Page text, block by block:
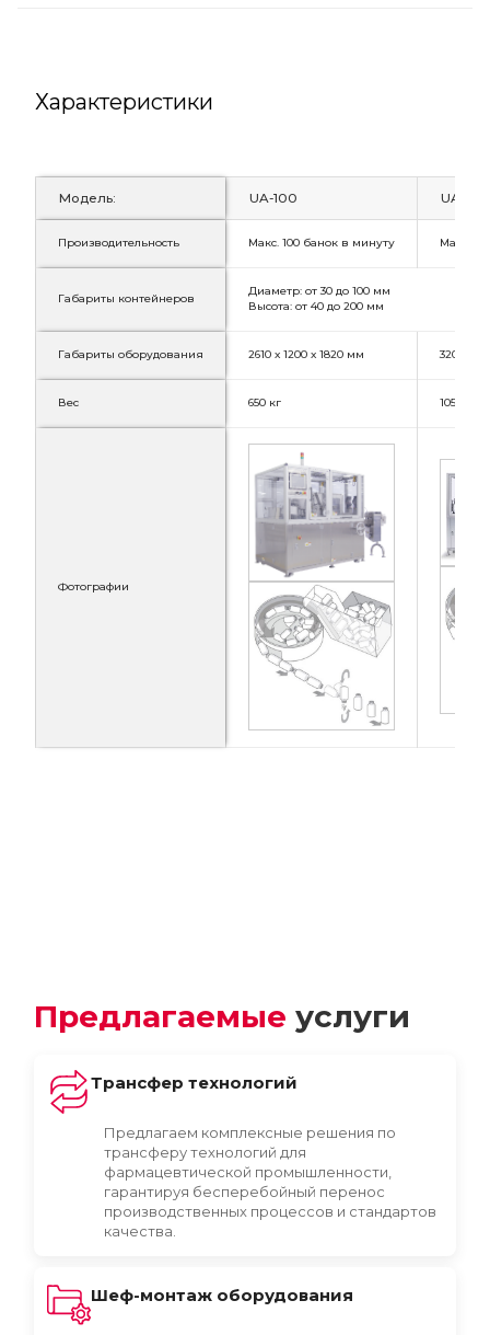
Характеристики
Модель: UA-100 UA-120
Производительность Макс. 100 банок в минуту Макс.
Габариты контейнеров
Диаметр: от 30 до 100 мм
Высота: от 40 до 200 мм
Габариты оборудования 2610 х 1200 х 1820 мм 3200 х
Вес 650 кг 1050 кг
Фотографии
Предлагаемые услуги
Трансфер технологий
Предлагаем комплексные решения по
трансферу технологий для
фармацевтической промышленности,
гарантируя бесперебойный перенос
производственных процессов и стандартов
качества.
Шеф-монтаж оборудования